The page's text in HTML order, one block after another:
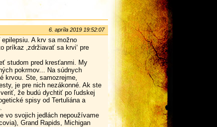
6. apríla 2019 19:52:07
A krv sa možno
príkaz ‚zdržiavať sa krvi‘ pre
studom pred kresťanmi. My
pokrmov... Na súdnych
krvou. Ste, samozrejme,
je pre nich nezákonné. Ak ste
že budú dychtiť po ľudskej
spisy od Tertuliána a
vo svojich jedlách nepoužívame
Grand Rapids, Michigan